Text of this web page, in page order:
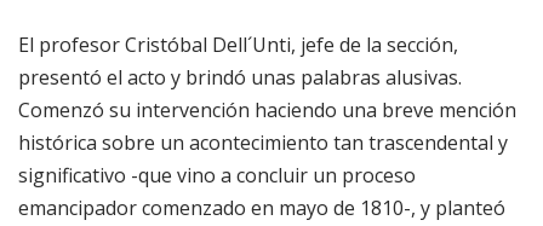
El profesor Cristóbal Dell´Unti, jefe de la sección,
presentó el acto y brindó unas palabras alusivas.
Comenzó su intervención haciendo una breve mención
histórica sobre un acontecimiento tan trascendental y
significativo -que vino a concluir un proceso
emancipador comenzado en mayo de 1810-, y planteó